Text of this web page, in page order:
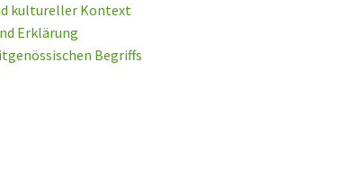
kultureller Kontext
Erklärung
Begriffs